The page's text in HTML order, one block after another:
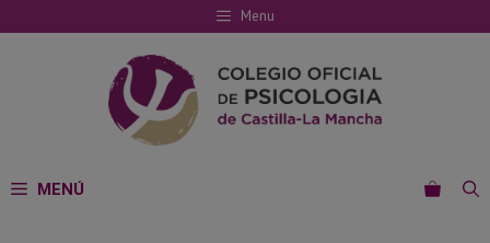
al
Menu
MENÚ